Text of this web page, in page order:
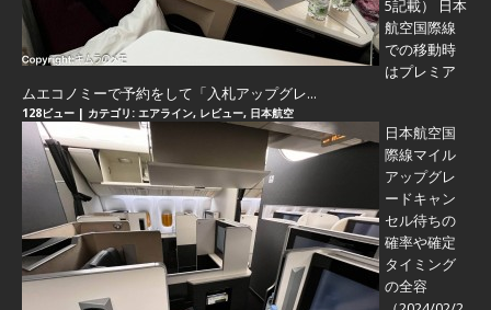
5記載） 日本
航空国際線
での移動時
はプレミア
ムエコノミーで予約をして「入札アップグレ...
128ビュー | カテゴリ: エアライン, レビュー, 日本航空
日本航空国
際線マイル
アップグレ
ードキャン
セル待ちの
確率や確定
タイミング
の全容